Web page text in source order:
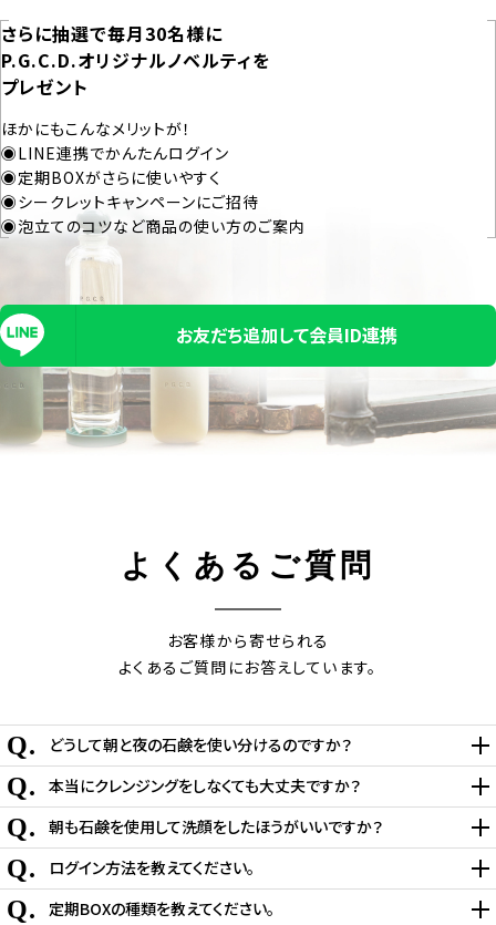
さらに抽選で毎月30名様に
P.G.C.D.オリジナルノベルティを
プレゼント
ほかにもこんなメリットが！
◉LINE連携でかんたんログイン
◉定期BOXがさらに使いやすく
◉シークレットキャンペーンにご招待
◉泡立てのコツなど商品の使い方のご案内
お友だち追加して会員ID連携
よくあるご質問
お客様から寄せられる
よくあるご質問にお答えしています。
Q. どうして朝と夜の石鹸を使い分けるのですか？
Q. 本当にクレンジングをしなくても大丈夫ですか？
Q. 朝も石鹸を使用して洗顔をしたほうがいいですか？
Q. ログイン方法を教えてください。
Q. 定期BOXの種類を教えてください。